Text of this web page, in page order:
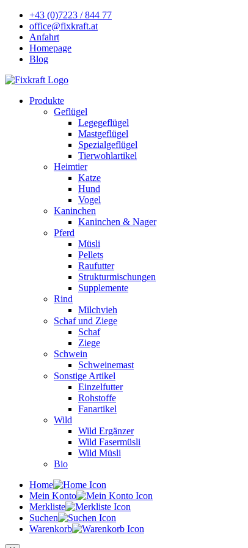
+43 (0)7223 / 844 77
office@fixkraft.at
Anfahrt
Homepage
Blog
Produkte
Geflügel
Legegeflügel
Mastgeflügel
Spezialgeflügel
Tierwohlartikel
Heimtier
Katze
Hund
Vogel
Kaninchen
Kaninchen & Nager
Pferd
Müsli
Pellets
Raufutter
Strukturmischungen
Supplemente
Rind
Milchvieh
Schaf und Ziege
Schaf
Ziege
Schwein
Schweinemast
Sonstige Artikel
Einzelfutter
Rohstoffe
Fanartikel
Wild
Wild Ergänzer
Wild Fasermüsli
Wild Müsli
Bio
Home
Mein Konto
Merkliste
Suchen
Warenkorb